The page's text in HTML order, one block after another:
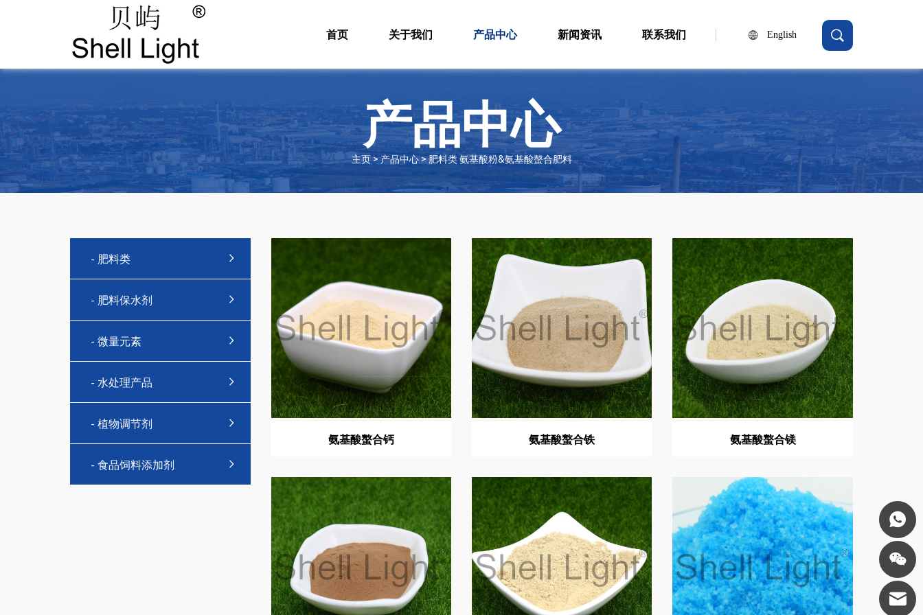
首页 关于我们 产品中心 新闻资讯 联系我们 English
产品中心
主页 > 产品中心 > 肥料类 氨基酸粉&氨基酸螯合肥料
- 肥料类
- 肥料保水剂
- 微量元素
- 水处理产品
- 植物调节剂
- 食品饲料添加剂
氨基酸螯合钙 氨基酸螯合铁 氨基酸螯合镁